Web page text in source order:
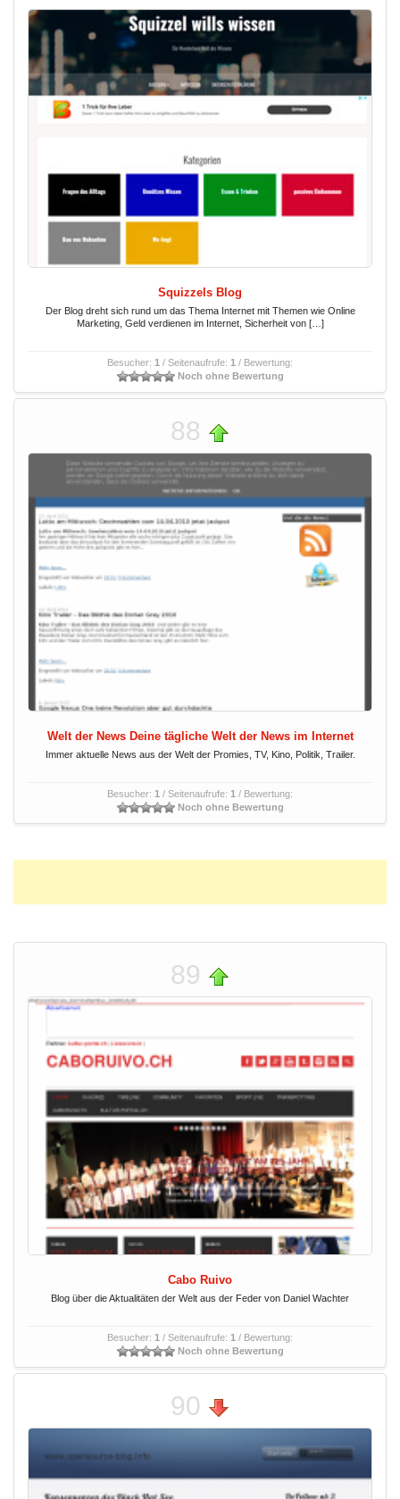
Squizzels Blog
Der Blog dreht sich rund um das Thema Internet mit Themen wie Online
Marketing, Geld verdienen im Internet, Sicherheit von […]
Besucher: 1 / Seitenaufrufe: 1 / Bewertung:
Noch ohne Bewertung
88
Welt der News Deine tägliche Welt der News im Internet
Immer aktuelle News aus der Welt der Promies, TV, Kino, Politik, Trailer.
Besucher: 1 / Seitenaufrufe: 1 / Bewertung:
Noch ohne Bewertung
89
Cabo Ruivo
Blog über die Aktualitäten der Welt aus der Feder von Daniel Wachter
Besucher: 1 / Seitenaufrufe: 1 / Bewertung:
Noch ohne Bewertung
90